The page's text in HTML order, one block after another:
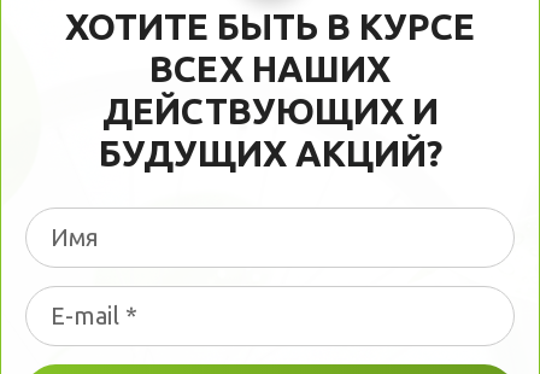
ХОТИТЕ БЫТЬ В КУРСЕ
ВСЕХ НАШИХ
ДЕЙСТВУЮЩИХ И
БУДУЩИХ АКЦИЙ?